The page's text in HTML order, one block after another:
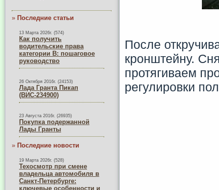
» Последние статьи
13 Марта 2026г. (574)
Как получить
водительские права
категории B: пошаговое
руководство
26 Октября 2016г. (24153)
Лада Гранта Пикап
(ВИС-234900)
23 Августа 2016г. (26935)
Покупка подержанной
Лады Гранты
» Последние новости
19 Марта 2026г. (528)
Техосмотр при смене
владельца автомобиля в
Санкт-Петербурге:
ключевые особенности и
После
кронштейну.
протягиваем
регулировки